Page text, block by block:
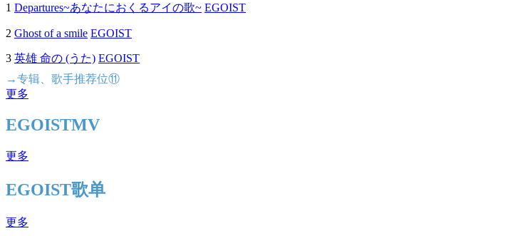
1 Departures~あなたにおくるアイの歌~ EGOIST
2 Ghost of a smile EGOIST
3 英雄 命の (うた) EGOIST
→专辑、歌手推荐位⑪
更多
EGOISTMV
更多
EGOIST歌单
更多